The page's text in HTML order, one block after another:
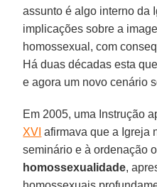
assunto é algo interno da
implicações sobre a
homossexual, com
Há duas décadas esta
e agora um novo cenário
Em 2005, uma Instrução
XVI afirmava que a Igreja
seminário e à ordenação
homossexualidade,